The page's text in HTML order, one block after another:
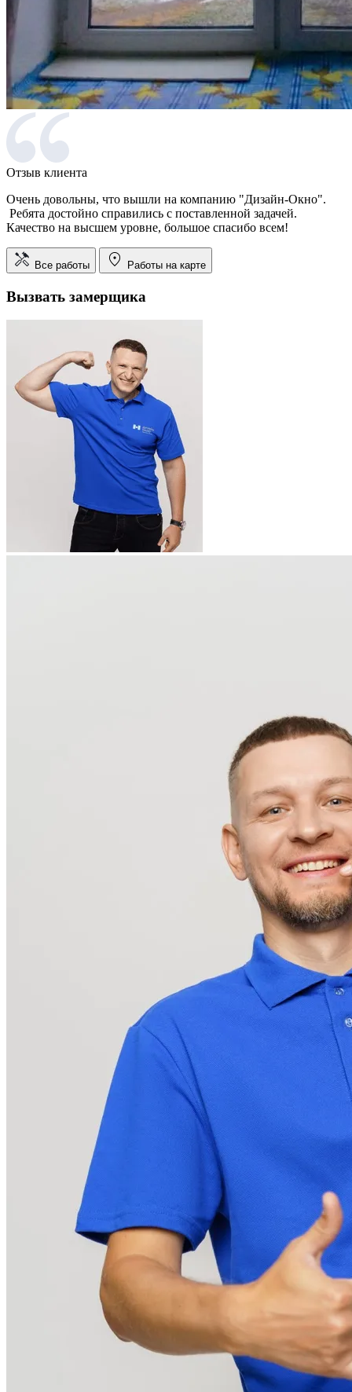
Отзыв клиента
Очень довольны, что вышли на компанию "Дизайн-Окно".
Ребята достойно справились с поставленной задачей.
Качество на высшем уровне, большое спасибо всем!
Все работы Работы на карте
Вызвать замерщика